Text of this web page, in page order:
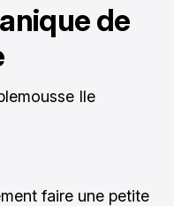
de
faire une petite